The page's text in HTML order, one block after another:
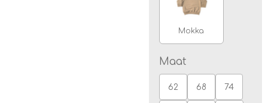
Mokka
Maat
62 68 74